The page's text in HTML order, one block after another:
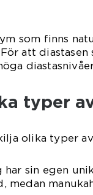
som finns
att diastasen
typer
olika typer
sin egen
medan